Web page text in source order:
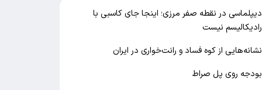
دیپلماسی در نقطه صفر مرزی؛ اینجا جای کاسبی با
رادیکالیسم نیست
نشانه‌هایی از کوه فساد و رانت‌خواری در ایران
بودجه روی پل صراط